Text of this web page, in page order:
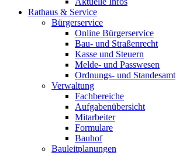
Rathaus & Service
Bürgerservice
Online Bürgerservice
Bau- und Straßenrecht
Kasse und Steuern
Melde- und Passwesen
Ordnungs- und Standesamt
Verwaltung
Fachbereiche
Aufgabenübersicht
Mitarbeiter
Formulare
Bauhof
Bauleitplanungen